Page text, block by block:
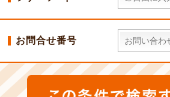
お問合せ番号